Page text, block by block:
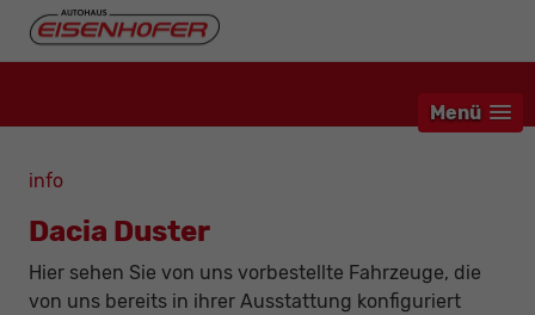
Menü
info
Dacia Duster
Hier sehen Sie von uns vorbestellte Fahrzeuge, die
von uns bereits in ihrer Ausstattung konfiguriert